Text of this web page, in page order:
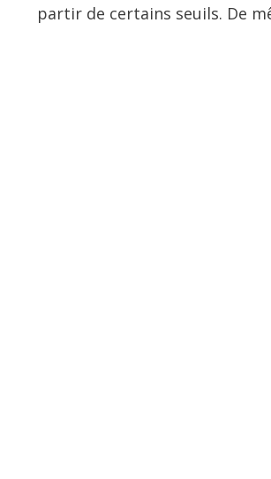
partir de certains seuils. De